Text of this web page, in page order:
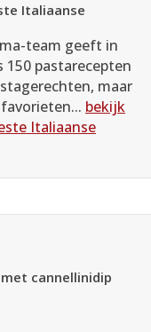
Italiaanse
team geeft in
150 pastarecepten
maar
bekijk
Italiaanse
cannellinidip